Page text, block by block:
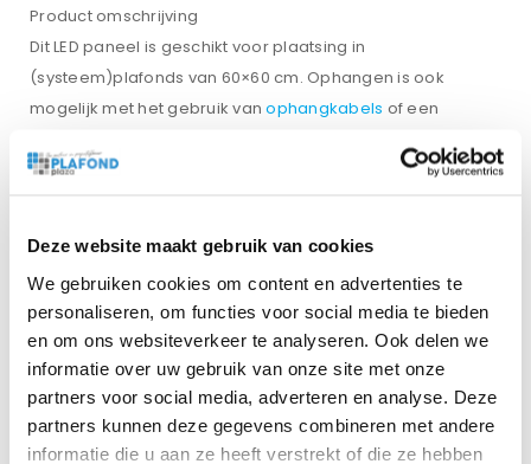
Deze website maakt gebruik van cookies
We gebruiken cookies om content en advertenties te
personaliseren, om functies voor social media te bieden
en om ons websiteverkeer te analyseren. Ook delen we
informatie over uw gebruik van onze site met onze
partners voor social media, adverteren en analyse. Deze
partners kunnen deze gegevens combineren met andere
informatie die u aan ze heeft verstrekt of die ze hebben
Product omschrijving
Dit LED paneel is geschikt voor plaatsing in
(systeem)plafonds van 60×60 cm. Ophangen is ook
mogelijk met het gebruik vanophangkabels of een
dat het LED paneel verspreidt, zijn panelen bij uitstek
Kenmerken
• Hoge kwaliteit externe driver met optimale
warmteafvoer
• Plug&Play d.m.v. aansluitsnoer en eurostekker
• Hoge lichtefficiëntie van >130 Lm/W bij 3000K en >140